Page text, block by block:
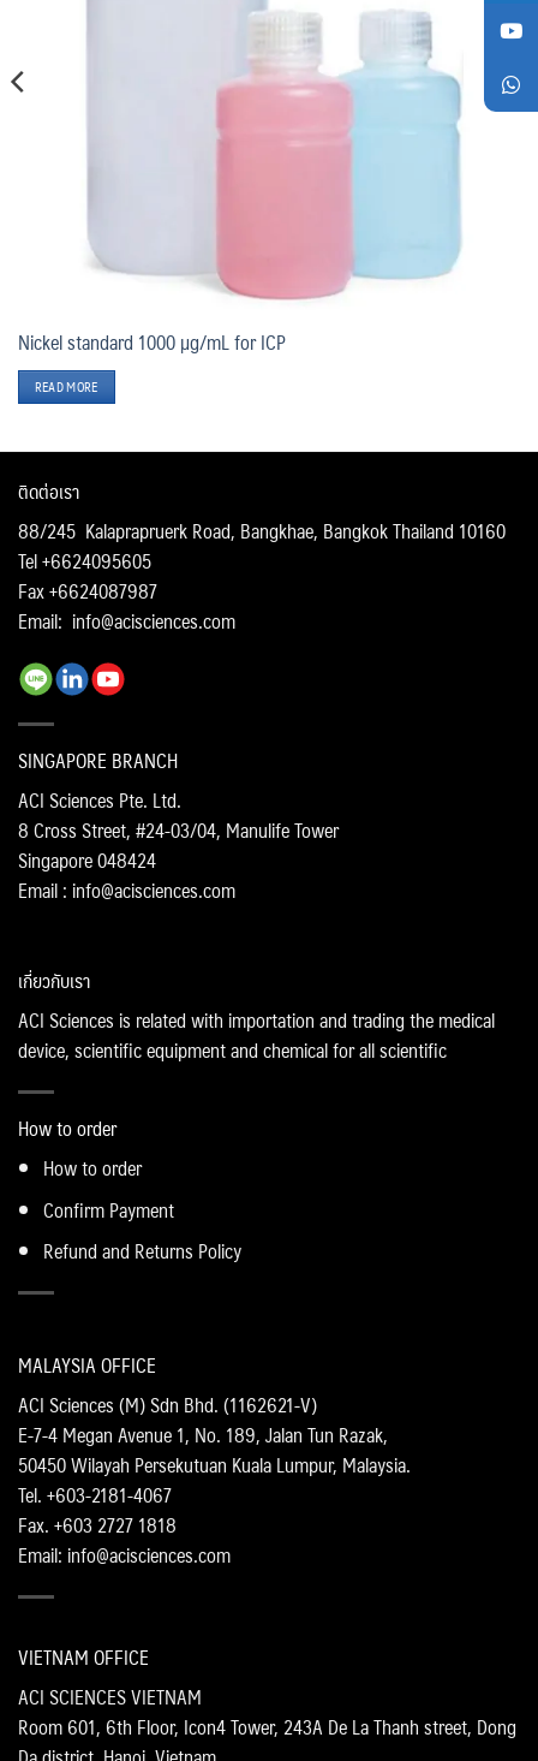
Nickel standard 1000 µg/mL for ICP
READ MORE
ติดต่อเรา
88/245 Kalaprapruerk Road, Bangkhae, Bangkok Thailand 10160
Tel +6624095605
Fax +6624087987
Email: info@acisciences.com
SINGAPORE BRANCH
ACI Sciences Pte. Ltd.
8 Cross Street, #24-03/04, Manulife Tower
Singapore 048424
Email : info@acisciences.com
MALAYSIA OFFICE
ACI Sciences (M) Sdn Bhd. (1162621-V)
E-7-4 Megan Avenue 1, No. 189, Jalan Tun Razak,
50450 Wilayah Persekutuan Kuala Lumpur, Malaysia.
Tel. +603-2181-4067
Fax. +603 2727 1818
Email: info@acisciences.com
VIETNAM OFFICE
ACI SCIENCES VIETNAM
Room 601, 6th Floor, Icon4 Tower, 243A De La Thanh street, Dong
เกี่ยวกับเรา
ACI Sciences is related with importation and trading the medical
device, scientific equipment and chemical for all scientific
How to order
How to order
Confirm Payment
Refund and Returns Policy